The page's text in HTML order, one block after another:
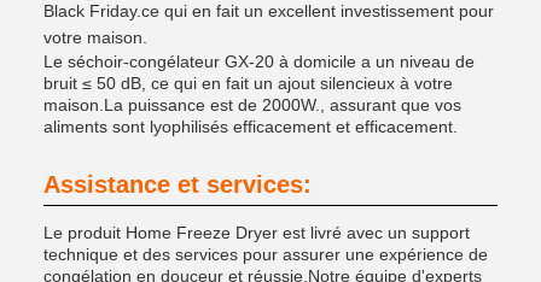
Black Friday.ce qui en fait un excellent investissement pour
votre maison.
Le séchoir-congélateur GX-20 à domicile a un niveau de
bruit ≤ 50 dB, ce qui en fait un ajout silencieux à votre
maison.La puissance est de 2000W., assurant que vos
aliments sont lyophilisés efficacement et efficacement.
Assistance et services:
Le produit Home Freeze Dryer est livré avec un support
technique et des services pour assurer une expérience de
congélation en douceur et réussie.Notre équipe d'experts